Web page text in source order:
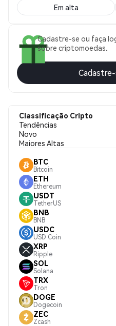
Em alta
Cadastre-se ou faça
sobre criptomoedas.
Classificação Cripto
Tendências
Novo
Maiores Altas
BTC
Bitcoin
ETH
Ethereum
USDT
TetherUS
BNB
BNB
USDC
USD Coin
XRP
Ripple
SOL
Solana
TRX
Tron
DOGE
Dogecoin
ZEC
Zcash